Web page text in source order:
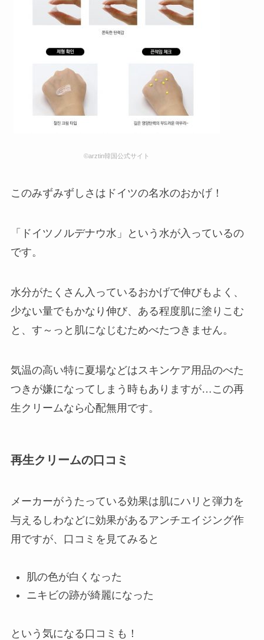
©arztin韓国公式サイト
このみずみずしさはドイツの名水のおかげ！
「ドイツノルデナウ水」
という水が入っているの
です。
水分がたくさん入っているおかげで伸びもよく、
少ない量でもかなり伸び、ある程度肌に塗りこむ
と、す～っと肌になじむためべたつきません。
気温の高い特に夏場などはスキンケア用品のべた
つきが嫌になってしまう時もありますが…この再
生クリームなら心配無用です。
再生クリームの口コミ
メーカーがうたっている効果は肌にハリと弾力を
与えるしわなどに効果があるアンチエイジング作
用ですが、口コミを見てみると
肌の色が白くなった
ニキビの跡が綺麗になった
という気になる口コミも！